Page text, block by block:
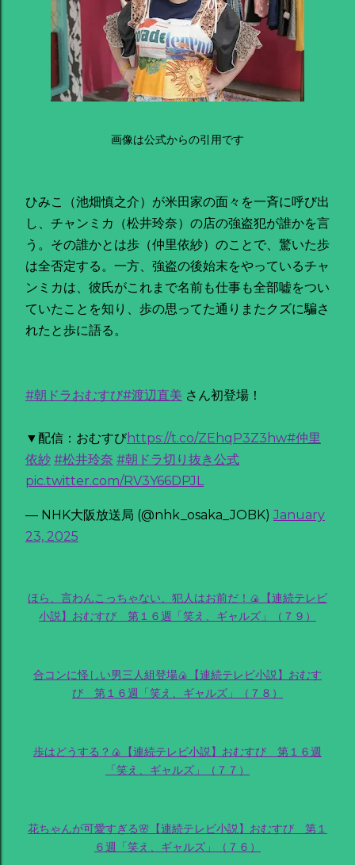
画像は公式からの引用です
ひみこ（池畑慎之介）が米田家の面々を一斉に呼び出
し、チャンミカ（松井玲奈）の店の強盗犯が誰かを言
う。その誰かとは歩（仲里依紗）のことで、驚いた歩
は全否定する。一方、強盗の後始末をやっているチャ
ンミカは、彼氏がこれまで名前も仕事も全部嘘をつい
ていたことを知り、歩の思ってた通りまたクズに騙さ
れたと歩に語る。
#朝ドラおむすび#渡辺直美 さん初登場！
▼配信：おむすびhttps://t.co/ZEhqP3Z3hw#仲里
依紗 #松井玲奈 #朝ドラ切り抜き公式
pic.twitter.com/RV3Y66DPJL
— NHK大阪放送局 (@nhk_osaka_JOBK)January
23, 2025
ほら、言わんこっちゃない、犯人はお前だ！🍙【連続テレビ
小説】おむすび 第１６週「笑え、ギャルズ」（７９）
合コンに怪しい男三人組登場🍙【連続テレビ小説】おむす
び 第１６週「笑え、ギャルズ」（７８）
歩はどうする？🍙【連続テレビ小説】おむすび 第１６週
「笑え、ギャルズ」（７７）
花ちゃんが可愛すぎる🌸【連続テレビ小説】おむすび 第１
６週「笑え、ギャルズ」（７６）